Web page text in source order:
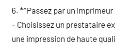
6. **Passez par un
– Choisissez un prestataire
une impression de haute